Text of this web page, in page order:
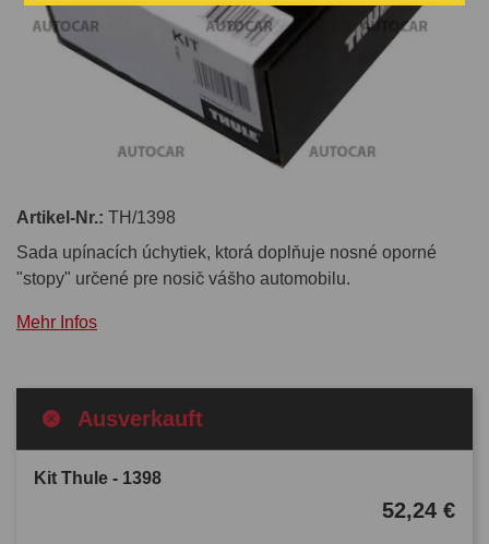
Artikel-Nr.: TH/1398
Sada upínacích úchytiek, ktorá doplňuje nosné oporné
"stopy" určené pre nosič vášho automobilu.
Mehr Infos
Ausverkauft
Kit Thule - 1398
52,24 €